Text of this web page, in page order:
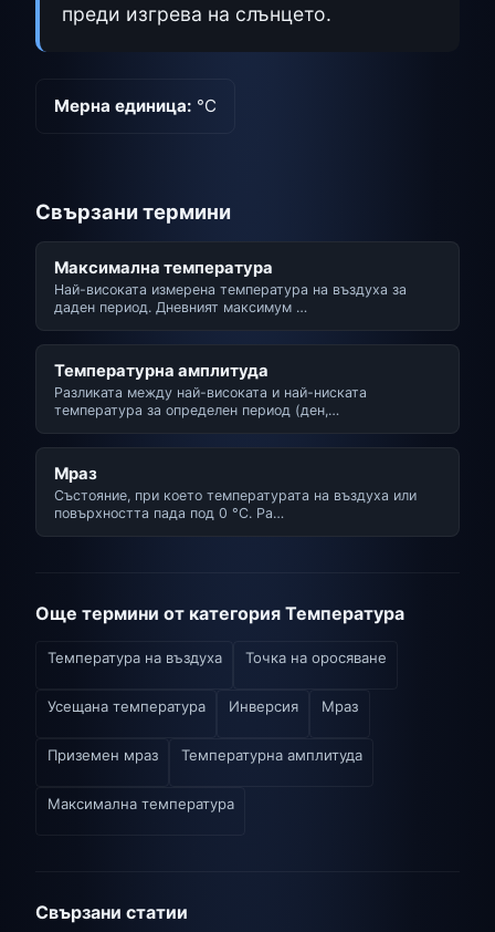
преди изгрева на слънцето.
Мерна единица: °C
Свързани термини
Максимална температура
Най-високата измерена температура на въздуха за
даден период. Дневният максимум …
Температурна амплитуда
Разликата между най-високата и най-ниската
температура за определен период (ден,…
Мраз
Състояние, при което температурата на въздуха или
повърхността пада под 0 °C. Ра…
Още термини от категория Температура
Температура на въздуха Точка на оросяване
Усещана температура Инверсия Мраз
Приземен мраз Температурна амплитуда
Максимална температура
Свързани статии